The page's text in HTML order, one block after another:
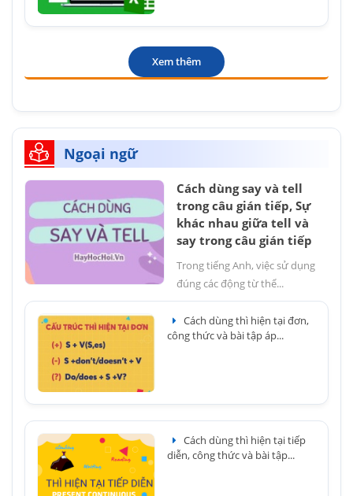
Xem thêm
Ngoại ngữ
Cách dùng say và tell
trong câu gián tiếp, Sự
khác nhau giữa tell và
say trong câu gián tiếp
Trong tiếng Anh, việc sử dụng
đúng các động từ thể...
Cách dùng thì hiện tại đơn,
công thức và bài tập áp...
Cách dùng thì hiện tại tiếp
diễn, công thức và bài tập...